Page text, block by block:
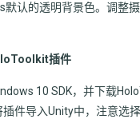
默认的透明背景色。调整
插件
10 SDK，并下载
插件导入Unity中，注意选